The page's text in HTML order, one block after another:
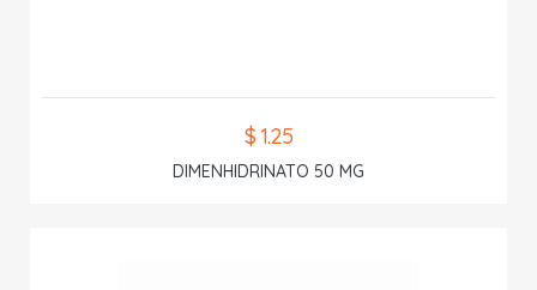
$ 1.25
DIMENHIDRINATO 50 MG